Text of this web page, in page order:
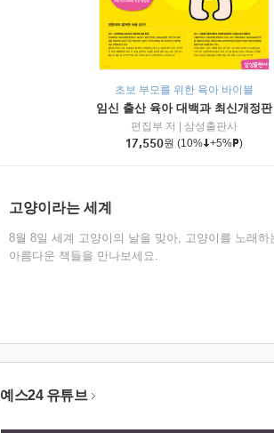
초보 부모를 위한 육아 바이블
임신 출산 육아 대백과 최신개정판
편집부 저
삼성출판사
17,550원 (10% +5% )
고양이라는 세계
8월 8일 세계 고양이의 날을 맞아, 고양이를 노래하
아름다운 책들을 만나보세요.
예스24 유튜브